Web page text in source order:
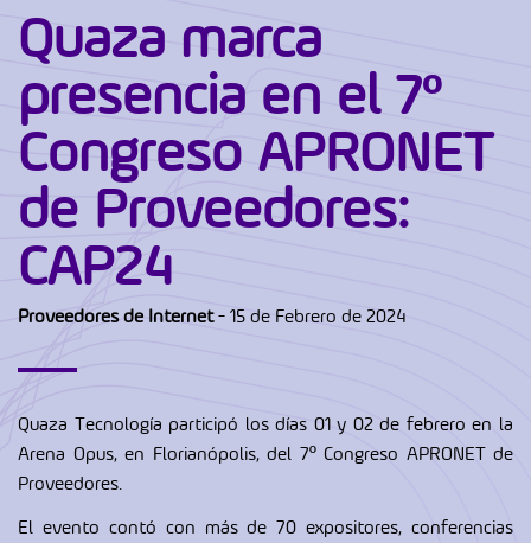
Quaza marca
presencia en el 7º
Congreso APRONET
de Proveedores:
CAP24
Proveedores de Internet- 15 de Febrero de 2024
Quaza Tecnología participó los días 01 y 02 de febrero en la
Arena Opus, en Florianópolis, del 7º Congreso APRONET de
Proveedores.
El evento contó con más de 70 expositores, conferencias